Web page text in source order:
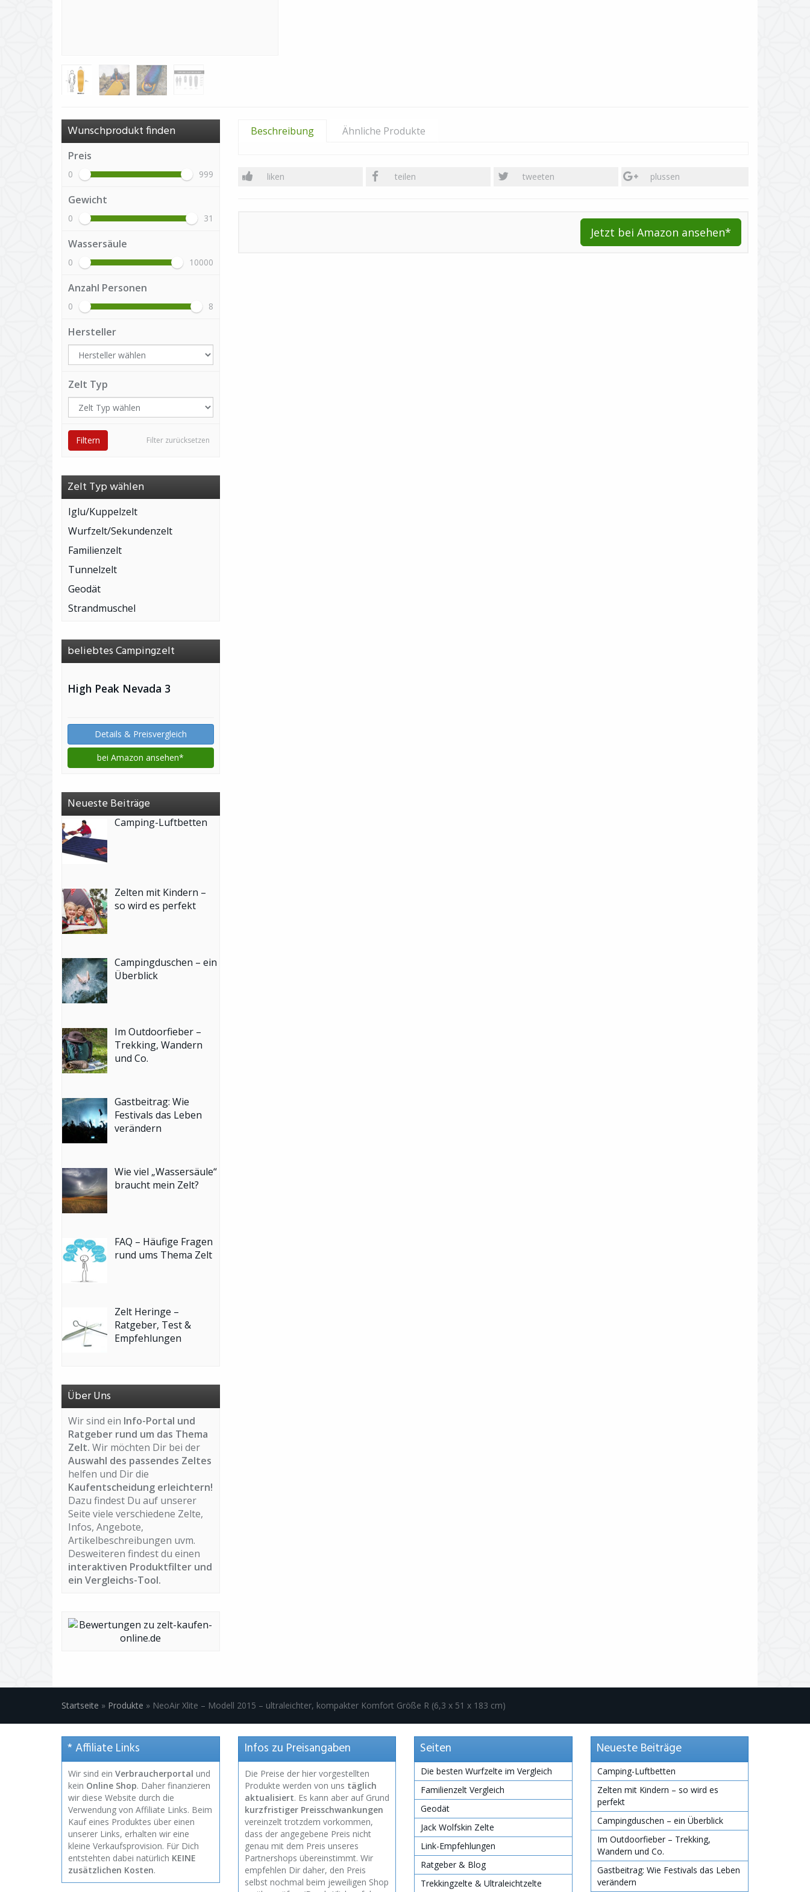
Beschreibung Ähnliche Produkte
liken teilen tweeten plussen
Jetzt bei Amazon ansehen*
Wunschprodukt finden
Preis
0 999
Gewicht
0 31
Wassersäule
0 10000
Anzahl Personen
0 8
Hersteller
Zelt Typ
Filter zurücksetzen
Filtern
Zelt Typ wählen
Iglu/Kuppelzelt
Wurfzelt/Sekundenzelt
Familienzelt
Tunnelzelt
Geodät
Strandmuschel
beliebtes Campingzelt
High Peak Nevada 3
Details & Preisvergleich
bei Amazon ansehen*
Neueste Beiträge
Camping-Luftbetten
Zelten mit Kindern –
so wird es perfekt
Campingduschen – ein
Überblick
Im Outdoorfieber –
Trekking, Wandern
und Co.
Gastbeitrag: Wie
Festivals das Leben
verändern
Wie viel „Wassersäule“
braucht mein Zelt?
FAQ – Häufige Fragen
rund ums Thema Zelt
Zelt Heringe –
Ratgeber, Test &
Empfehlungen
Über Uns
Wir sind ein Info-Portal und
Ratgeber rund um das Thema
Zelt. Wir möchten Dir bei der
Auswahl des passendes Zeltes
helfen und Dir die
Kaufentscheidung erleichtern!
Dazu findest Du auf unserer
Seite viele verschiedene Zelte,
Infos, Angebote,
Artikelbeschreibungen uvm.
Desweiteren findest du einen
interaktiven Produktfilter und
ein Vergleichs-Tool.
Startseite » Produkte » NeoAir Xlite – Modell 2015 – ultraleichter, kompakter Komfort Größe R (6,3 x 51 x 183 cm)
* Affiliate Links
Wir sind ein Verbraucherportal und
kein Online Shop. Daher finanzieren
wir diese Website durch die
Verwendung von Affiliate Links. Beim
Kauf eines Produktes über einen
unserer Links, erhalten wir eine
kleine Verkaufsprovision. Für Dich
entstehten dabei natürlich KEINE
zusätzlichen Kosten.
Infos zu Preisangaben
Die Preise der hier vorgestellten
Produkte werden von uns täglich
aktualisiert. Es kann aber auf Grund
kurzfristiger Preisschwankungen
vereinzelt trotzdem vorkommen,
dass der angegebene Preis nicht
genau mit dem Preis unseres
Partnershops übereinstimmt. Wir
empfehlen Dir daher, den Preis
selbst nochmal beim jeweiligen Shop
Seiten
Die besten Wurfzelte im Vergleich
Familienzelt Vergleich
Geodät
Jack Wolfskin Zelte
Link-Empfehlungen
Ratgeber & Blog
Trekkingzelte & Ultraleichtzelte
Neueste Beiträge
Camping-Luftbetten
Zelten mit Kindern – so wird es
perfekt
Campingduschen – ein Überblick
Im Outdoorfieber – Trekking,
Wandern und Co.
Gastbeitrag: Wie Festivals das Leben
verändern